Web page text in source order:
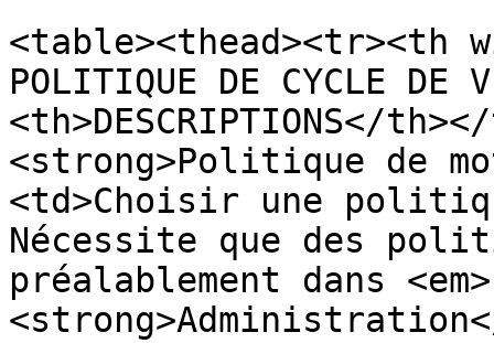
<table><thead><tr><th
POLITIQUE DE CYCLE DE
<th>DESCRIPTIONS</
<strong>Politique de
<td>Choisir une
Nécessite que des
préalablement dans <em>